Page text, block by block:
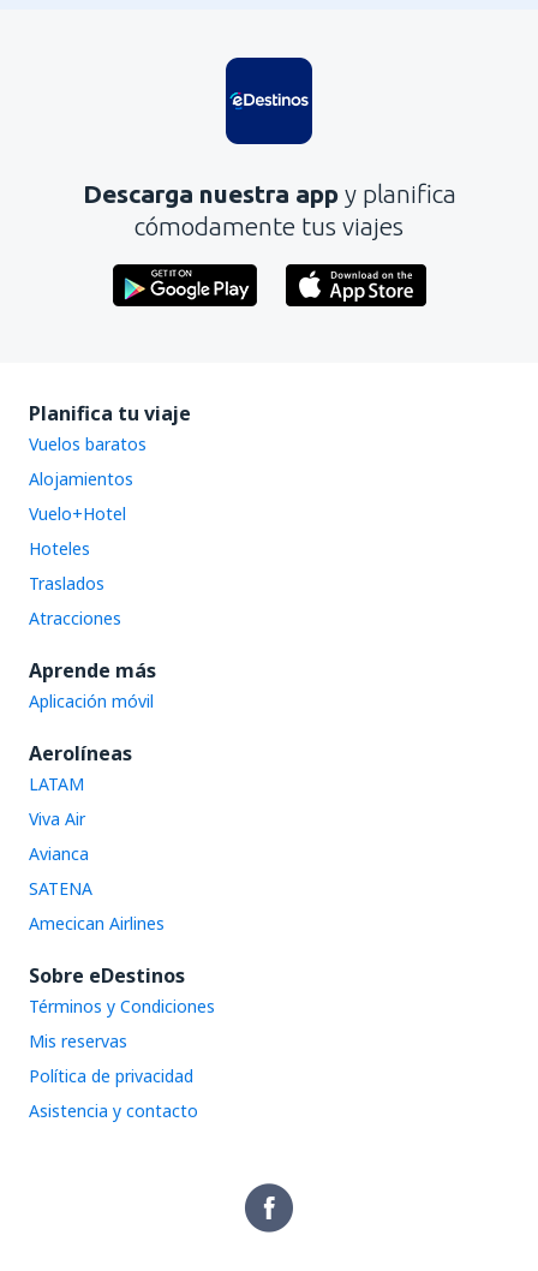
Descarga nuestra app y planifica
cómodamente tus viajes
Planifica tu viaje
Vuelos baratos
Alojamientos
Vuelo+Hotel
Hoteles
Traslados
Atracciones
Aprende más
Aplicación móvil
Aerolíneas
LATAM
Viva Air
Avianca
SATENA
Amecican Airlines
Sobre eDestinos
Términos y Condiciones
Mis reservas
Política de privacidad
Asistencia y contacto